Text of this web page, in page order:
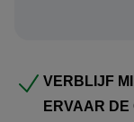
natuurgebied
InNobres, in de
kristalheldere
VERBLIJF
ERVAAR DE